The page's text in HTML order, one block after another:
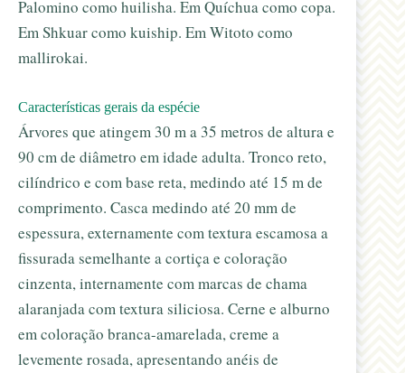
Palomino como huilisha. Em Quíchua como copa.
Em Shkuar como kuiship. Em Witoto como
mallirokai.
Características gerais da espécie
Árvores que atingem 30 m a 35 metros de altura e
90 cm de diâmetro em idade adulta. Tronco reto,
cilíndrico e com base reta, medindo até 15 m de
comprimento. Casca medindo até 20 mm de
espessura, externamente com textura escamosa a
fissurada semelhante a cortiça e coloração
cinzenta, internamente com marcas de chama
alaranjada com textura siliciosa. Cerne e alburno
em coloração branca-amarelada, creme a
levemente rosada, apresentando anéis de